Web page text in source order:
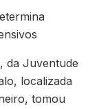
da Juventude
localizada
tomou